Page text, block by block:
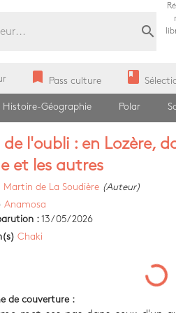
search
bookmark Pass culture book
Histoire-Géographie Polar
de l'oubli : en Lozère,
et les autres
Martin de La Soudière (Auteur)
Anamosa
: 13/05/2026
Chaki
de couverture :